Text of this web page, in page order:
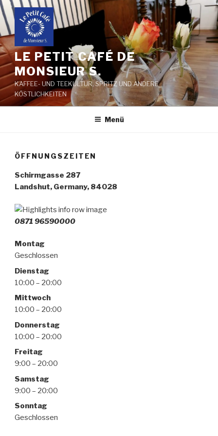
Zum
Inhalt
springen
LE PETIT CAFÉ DE
MONSIEUR S.
KAFFEE- UND TEEKULTUR, SPRITZ UND ANDERE
KÖSTLICHKEITEN
Menü
ÖFFNUNGSZEITEN
Schirmgasse 287
Landshut, Germany, 84028
0871 96590000
Montag
Geschlossen
Dienstag
10:00 – 20:00
Mittwoch
10:00 – 20:00
Donnerstag
10:00 – 20:00
Freitag
9:00 – 20:00
Samstag
9:00 – 20:00
Sonntag
Geschlossen